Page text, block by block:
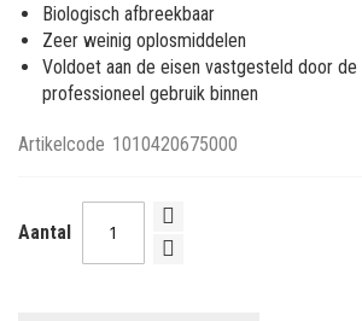
Biologisch afbreekbaar
Zeer weinig oplosmiddelen
Voldoet aan de eisen vastgesteld door
professioneel gebruik binnen
Artikelcode 1010420675000
Aantal